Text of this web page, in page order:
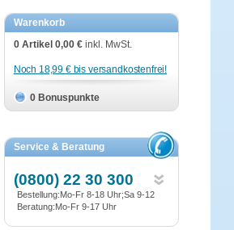
Warenkorb
0 Artikel 0,00 € inkl. MwSt.
Noch 18,99 € bis versandkostenfrei!
0 Bonuspunkte
Service & Beratung
(0800) 22 30 300
Bestellung:Mo-Fr 8-18 Uhr;Sa 9-12
Beratung:Mo-Fr 9-17 Uhr